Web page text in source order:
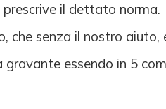
il dettato norma.
che senza il nostro
essendo in 5